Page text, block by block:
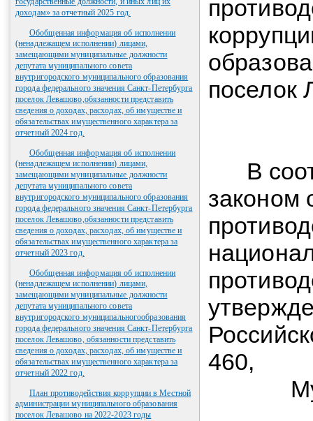
доходам» за отчетный 2025 год.
Обобщенная информация об исполнении
(ненадлежащем исполнении) лицами,
замещающими муниципальные должности
депутата муниципального совета
внутригородского муниципального образования
города федерального значения Санкт-Петербурга
поселок Левашово,обязанности представить
сведения о доходах, расходах, об имуществе и
обязательствах имущественного характера за
отчетный 2024 год.
Обобщенная информация об исполнении
(ненадлежащем исполнении) лицами,
замещающими муниципальные должности
депутата муниципального совета
внутригородского муниципального образования
города федерального значения Санкт-Петербурга
поселок Левашово,обязанности представить
сведения о доходах, расходах, об имуществе и
обязательствах имущественного характера за
отчетный 2023 год.
Обобщенная информация об исполнении
(ненадлежащем исполнении) лицами,
замещающими муниципальные должности
депутата муниципального совета
внутригородского муниципальногообразования
города федерального значения Санкт-Петербурга
поселок Левашово, обязанности представить
сведения о доходах, расходах, об имуществе и
обязательствах имущественного характера за
отчетный 2022 год.
План противодействия коррупции в Местной
администрации муниципального образования
поселок Левашово на 2022-2023 годы
поселок
В
законом
460,